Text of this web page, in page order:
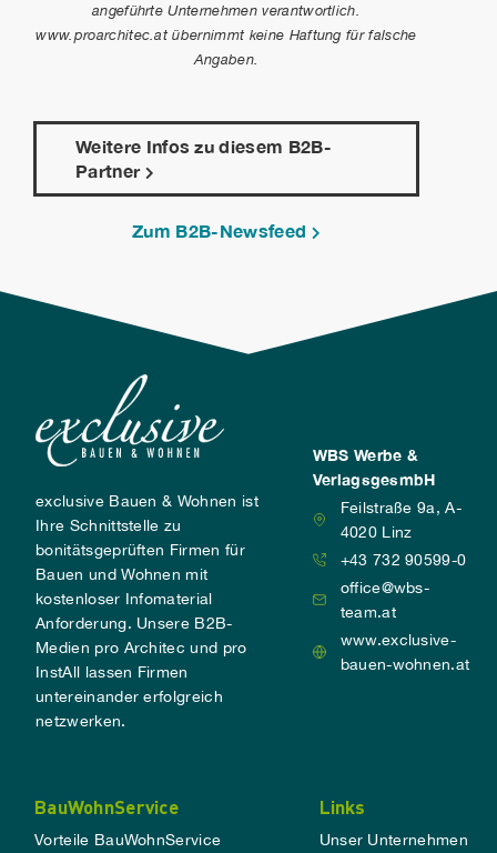
angeführte Unternehmen verantwortlich.
www.proarchitec.at übernimmt keine Haftung für falsche
Angaben.
Weitere Infos zu diesem B2B-
Partner
Zum B2B-Newsfeed
exclusive Bauen & Wohnen ist
Ihre Schnittstelle zu
bonitätsgeprüften Firmen für
Bauen und Wohnen mit
kostenloser Infomaterial
Anforderung. Unsere B2B-
Medien pro Architec und pro
InstAll lassen Firmen
untereinander erfolgreich
netzwerken.
WBS Werbe &
VerlagsgesmbH
Feilstraße 9a, A-
4020 Linz
+43 732 90599-0
office@wbs-
team.at
www.exclusive-
bauen-wohnen.at
BauWohnService
Vorteile BauWohnService
Links
Unser Unternehmen